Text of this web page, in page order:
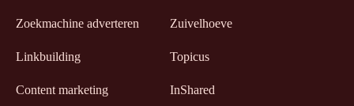
Zoekmachine adverteren
Linkbuilding
Content marketing
Zuivelhoeve
Topicus
InShared